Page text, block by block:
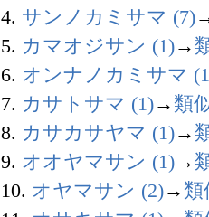
4. サンノカミサマ (7)
5. カマオジサン (1)→
6. オンナノカミサマ
7. カサトサマ (1)→ 類
8. カサカサヤマ (1)→
9. オオヤマサン (1)→
10. オヤマサン (2)→ 類